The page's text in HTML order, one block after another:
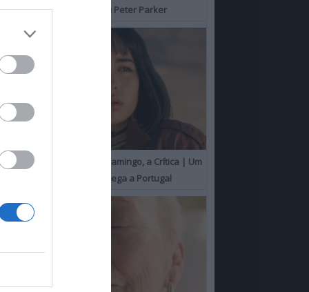
Holland consolida o seu Peter Parker
O Misterioso Olhar do Flamingo, a Crítica | Um
Campeão de Cannes chega a Portugal